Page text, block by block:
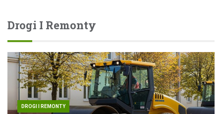
Drogi I Remonty
DROGI I REMONTY